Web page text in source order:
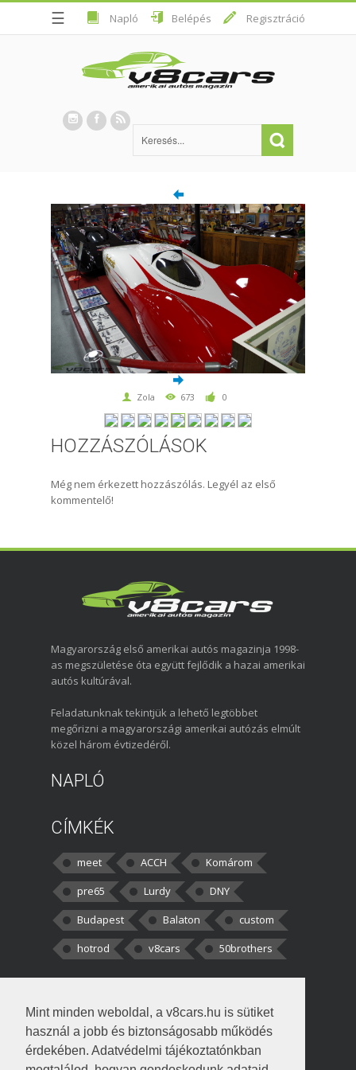
Mint minden weboldal, a v8cars.hu is sütiket
használ a jobb és biztonságosabb működés
érdekében. Adatvédelmi tájékoztatónkban
☰ Napló Belépés Regisztráció
Zola 673 0
HOZZÁSZÓLÁSOK
Még nem érkezett hozzászólás. Legyél az első
kommentelő!
Magyarország első amerikai autós magazinja 1998-
as megszületése óta együtt fejlődik a hazai amerikai
autós kultúrával.
Feladatunknak tekintjük a lehető legtöbbet
megőrizni a magyarországi amerikai autózás elmúlt
közel három évtizedéről.
NAPLÓ
CÍMKÉK
meet ACCH
Komárom
pre65
Lurdy
DNY
Budapest
Balaton
custom
hotrod
v8cars 50brothers
kortisz:Elszúrtam! Én csak két
darabbaal számoltam. Nem tudtam, hogy fél autót,